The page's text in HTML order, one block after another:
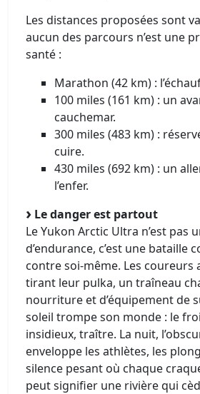
Les distances proposées sont
aucun des parcours n’est une
santé :
Marathon (42 km) :
100 miles (161 km) : un
cauchemar.
300 miles (483 km) :
cuire.
430 miles (692 km) : un
l’enfer.
Le danger est partout
Le Yukon Arctic Ultra n’est pas
d’endurance, c’est une bataille
contre soi-même. Les coureurs
tirant leur pulka, un traîneau
nourriture et d’équipement de
soleil trompe son monde : le
insidieux, traître. La nuit,
enveloppe les athlètes, les
silence pesant où chaque
peut signifier une rivière qui